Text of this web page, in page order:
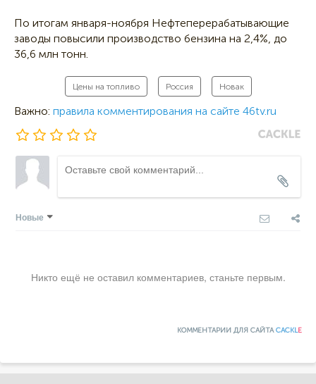
По итогам января-ноября Нефтеперерабатывающие
заводы повысили производство бензина на 2,4%, до
36,6 млн тонн.
Цены на топливо Россия Новак
Важно: правила комментирования на сайте 46tv.ru
Новые
Никто ещё не оставил комментариев, станьте первым.
КОММЕНТАРИИ ДЛЯ САЙТАCACKLE